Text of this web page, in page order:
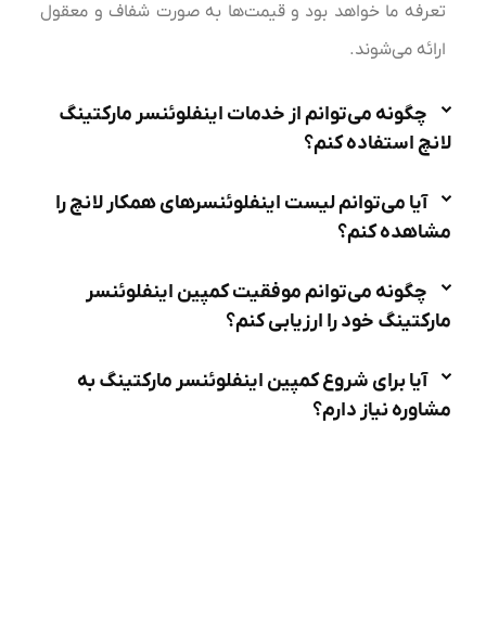
تعرفه ما خواهد بود و قیمت‌ها به صورت شفاف و معقول
ارائه می‌شوند.
چگونه می‌توانم از خدمات اینفلوئنسر مارکتینگ
لانچ استفاده کنم؟
آیا می‌توانم لیست اینفلوئنسرهای همکار لانچ را
مشاهده کنم؟
چگونه می‌توانم موفقیت کمپین اینفلوئنسر
مارکتینگ خود را ارزیابی کنم؟
آیا برای شروع کمپین اینفلوئنسر مارکتینگ به
مشاوره نیاز دارم؟